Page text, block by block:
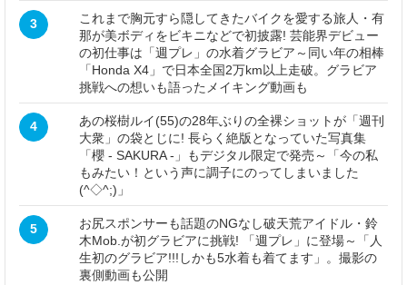
3
これまで胸元すら隠してきたバイクを愛する旅人・有
那が美ボディをビキニなどで初披露! 芸能界デビュー
の初仕事は「週プレ」の水着グラビア～同い年の相棒
「Honda X4」で日本全国2万km以上走破。グラビア
挑戦への想いも語ったメイキング動画も
4
あの桜樹ルイ(55)の28年ぶりの全裸ショットが「週刊
大衆」の袋とじに! 長らく絶版となっていた写真集
「櫻 - SAKURA -」もデジタル限定で発売～「今の私
もみたい！という声に調子にのってしまいました
(^◇^;)」
5
お尻スポンサーも話題のNGなし破天荒アイドル・鈴
木Mob.が初グラビアに挑戦! 「週プレ」に登場～「人
生初のグラビア!!!しかも5水着も着てます」。撮影の
裏側動画も公開